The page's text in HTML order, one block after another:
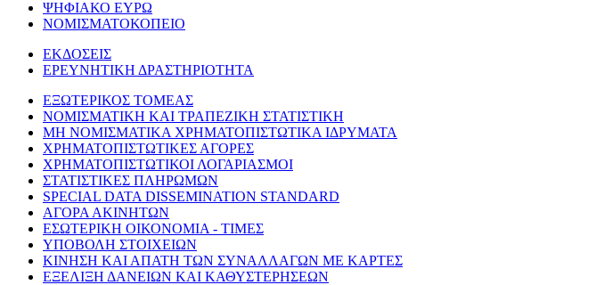
ΨΗΦΙΑΚΟ ΕΥΡΩ
ΝΟΜΙΣΜΑΤΟΚΟΠΕΙΟ
ΕΚΔΟΣΕΙΣ
ΕΡΕΥΝΗΤΙΚΗ ΔΡΑΣΤΗΡΙΟΤΗΤΑ
ΕΞΩΤΕΡΙΚΟΣ ΤΟΜΕΑΣ
ΝΟΜΙΣΜΑΤΙΚΗ ΚΑΙ ΤΡΑΠΕΖΙΚΗ ΣΤΑΤΙΣΤΙΚΗ
ΜΗ ΝΟΜΙΣΜΑΤΙΚΑ ΧΡΗΜΑΤΟΠΙΣΤΩΤΙΚΑ ΙΔΡΥΜΑΤΑ
ΧΡΗΜΑΤΟΠΙΣΤΩΤΙΚΕΣ ΑΓΟΡΕΣ
ΧΡΗΜΑΤΟΠΙΣΤΩΤΙΚΟΙ ΛΟΓΑΡΙΑΣΜΟΙ
ΣΤΑΤΙΣΤΙΚΕΣ ΠΛΗΡΩΜΩΝ
SPECIAL DATA DISSEMINATION STANDARD
ΑΓΟΡΑ ΑΚΙΝΗΤΩΝ
ΕΣΩΤΕΡΙΚΗ ΟΙΚΟΝΟΜΙΑ - ΤΙΜΕΣ
ΥΠΟΒΟΛΗ ΣΤΟΙΧΕΙΩΝ
ΚΙΝΗΣΗ ΚΑΙ ΑΠΑΤΗ ΤΩΝ ΣΥΝΑΛΛΑΓΩΝ ΜΕ ΚΑΡΤΕΣ
ΕΞΕΛΙΞΗ ΔΑΝΕΙΩΝ ΚΑΙ ΚΑΘΥΣΤΕΡΗΣΕΩΝ